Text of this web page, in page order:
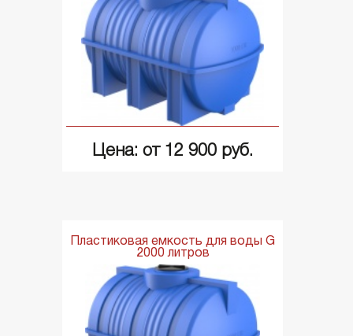
Цена: от 12 900 руб.
Пластиковая емкость для воды G
2000 литров